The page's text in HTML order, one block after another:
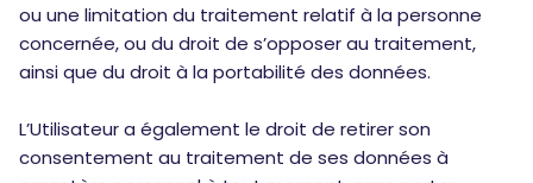
ou une limitation du traitement relatif à la personne
concernée, ou du droit de s’opposer au traitement,
ainsi que du droit à la portabilité des données.
L’Utilisateur a également le droit de retirer son
consentement au traitement de ses données à